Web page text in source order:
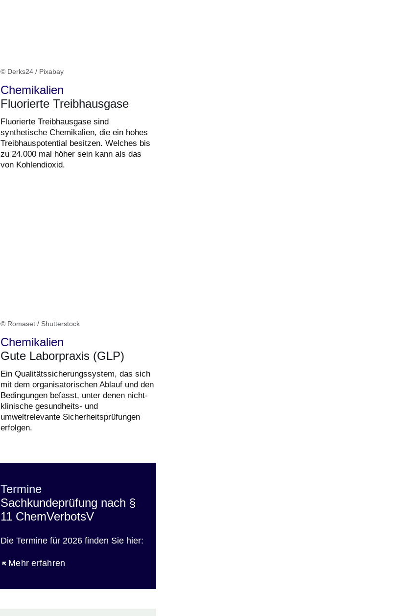
© Derks24 / Pixabay
Chemikalien
Fluorierte Treibhausgase
Fluorierte Treibhausgase sind
synthetische Chemikalien, die ein hohes
Treibhauspotential besitzen. Welches bis
zu 24.000 mal höher sein kann als das
von Kohlendioxid.
© Romaset / Shutterstock
Chemikalien
Gute Laborpraxis (GLP)
Ein Qualitätssicherungssystem, das sich
mit dem organisatorischen Ablauf und den
Bedingungen befasst, unter denen nicht-
klinische gesundheits- und
umweltrelevante Sicherheitsprüfungen
erfolgen.
Termine
Sachkundeprüfung nach §
11 ChemVerbotsV
Die Termine für 2026 finden Sie hier:
Mehr erfahren
Öffnet sich in einem neuen Fenster